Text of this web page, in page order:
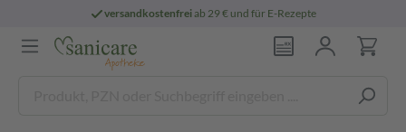
versandkostenfreiab 29 € und für E-Rezepte